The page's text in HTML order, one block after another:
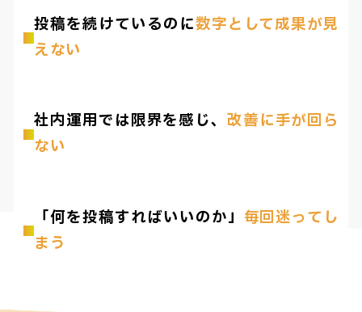
投稿を続けているのに数字として成果が見
えない
社内運用では限界を感じ、 改善に手が回ら
ない
「何を投稿すればいいのか」 毎回迷ってし
まう